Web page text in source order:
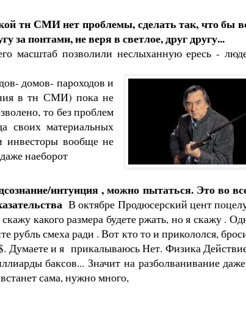
тн СМИ нет проблемы, сделать так, что бы
за понтами, не веря в светлое, друг другу...
масштаб позволили неслыханную ересь -
домов- пароходов и
в тн СМИ) пока не
то без проблем
материальных
инвесторы вообще не
наеборот
интуиция , можно пытаться. Это во
В октябре Продюсерский цент
какого размера будете ржать, но я скажу .
рубль смеха ради . Вот кто то и прикололся,
$. Думаете и я прикалываюсь Нет. Физика
баксов... Значит на разболванивание
сама, нужно много,